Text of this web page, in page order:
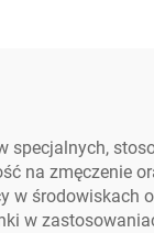
na zmęczenie
w
w